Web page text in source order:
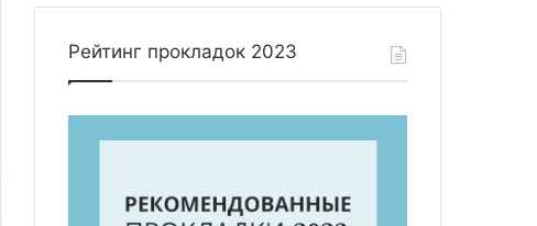
и
Рейтинг прокладок 2023